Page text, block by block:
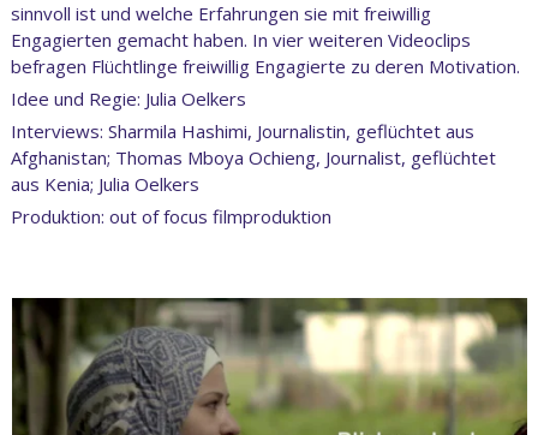
sinnvoll ist und welche Erfahrungen sie mit freiwillig
Engagierten gemacht haben. In vier weiteren Videoclips
befragen Flüchtlinge freiwillig Engagierte zu deren Motivation.
Idee und Regie: Julia Oelkers
Interviews: Sharmila Hashimi, Journalistin, geflüchtet aus
Afghanistan; Thomas Mboya Ochieng, Journalist, geflüchtet
aus Kenia; Julia Oelkers
Produktion: out of focus filmproduktion